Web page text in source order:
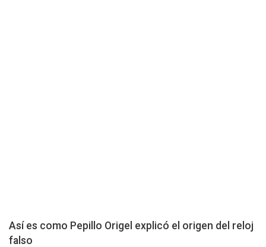
Así es como Pepillo Origel explicó el origen del reloj
falso